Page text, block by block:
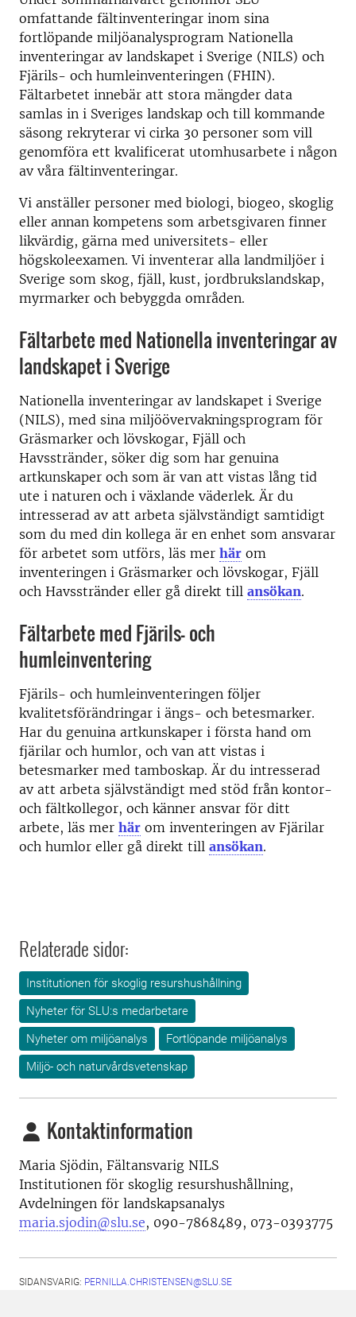
omfattande fältinventeringar inom sina
fortlöpande miljöanalysprogram Nationella
inventeringar av landskapet i Sverige (NILS) och
Fjärils- och humleinventeringen (FHIN).
Fältarbetet innebär att stora mängder data
samlas in i Sveriges landskap och till kommande
säsong rekryterar vi cirka 30 personer som vill
genomföra ett kvalificerat utomhusarbete i någon
av våra fältinventeringar.
Vi anställer personer med biologi, biogeo, skoglig
eller annan kompetens som arbetsgivaren finner
likvärdig, gärna med universitets- eller
högskoleexamen. Vi inventerar alla landmiljöer i
Sverige som skog, fjäll, kust, jordbrukslandskap,
myrmarker och bebyggda områden.
Fältarbete med Nationella inventeringar av
landskapet i Sverige
Nationella inventeringar av landskapet i Sverige
(NILS), med sina miljöövervakningsprogram för
Gräsmarker och lövskogar, Fjäll och
Havsstränder, söker dig som har genuina
artkunskaper och som är van att vistas lång tid
ute i naturen och i växlande väderlek. Är du
intresserad av att arbeta självständigt samtidigt
som du med din kollega är en enhet som ansvarar
för arbetet som utförs, läs mer här om
inventeringen i Gräsmarker och lövskogar, Fjäll
och Havsstränder eller gå direkt till ansökan.
Fältarbete med Fjärils- och
humleinventering
Fjärils- och humleinventeringen följer
kvalitetsförändringar i ängs- och betesmarker.
Har du genuina artkunskaper i första hand om
fjärilar och humlor, och van att vistas i
betesmarker med tamboskap. Är du intresserad
av att arbeta självständigt med stöd från kontor-
och fältkollegor, och känner ansvar för ditt
arbete, läs mer här om inventeringen av Fjärilar
och humlor eller gå direkt till ansökan.
Relaterade sidor:
Institutionen för skoglig resurshushållning
Nyheter för SLU:s medarbetare
Nyheter om miljöanalys
Fortlöpande miljöanalys
Miljö- och naturvårdsvetenskap
Kontaktinformation
Maria Sjödin, Fältansvarig NILS
Institutionen för skoglig resurshushållning,
Avdelningen för landskapsanalys
maria.sjodin@slu.se, 090-7868489, 073-0393775
SIDANSVARIG: PERNILLA.CHRISTENSEN@SLU.SE